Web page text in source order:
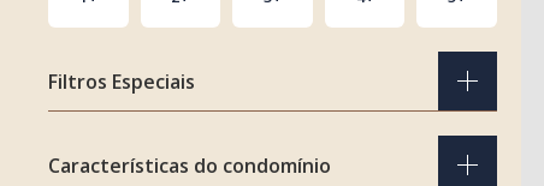
Filtros Especiais
OFF MARKET
Características do condomínio